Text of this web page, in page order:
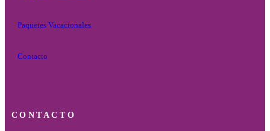
Paquetes Vacacionales
Contacto
CONTACTO